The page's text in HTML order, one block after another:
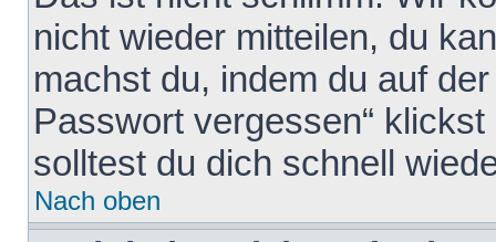
nicht wieder mitteilen, du
machst du, indem du auf
Passwort vergessen“
solltest du dich schnell
Nach oben